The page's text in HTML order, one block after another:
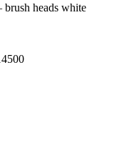
heads white